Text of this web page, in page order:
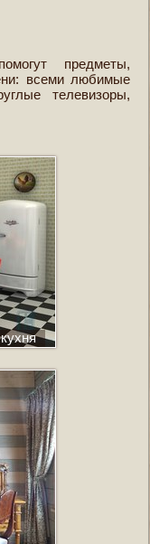
предметы,
всеми любимые
телевизоры,
кухня